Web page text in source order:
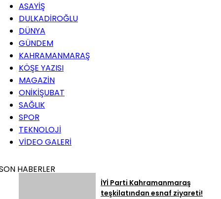
ASAYİŞ
DULKADİROĞLU
DÜNYA
GÜNDEM
KAHRAMANMARAŞ
KÖŞE YAZISI
MAGAZİN
ONİKİŞUBAT
SAĞLIK
SPOR
TEKNOLOJİ
VİDEO GALERİ
HABERLER
İYİ Parti Kahramanmaraş
teşkilatından esnaf ziyareti!